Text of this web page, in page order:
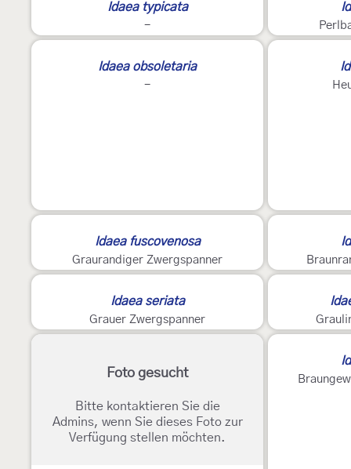
Idaea typicata
-
Idaea obsoletaria
-
Idaea fuscovenosa
Graurandiger Zwergspanner
Idaea seriata
Grauer Zwergspanner
Foto gesucht
Bitte kontaktieren Sie die
Admins, wenn Sie dieses Foto zur
Verfügung stellen möchten.